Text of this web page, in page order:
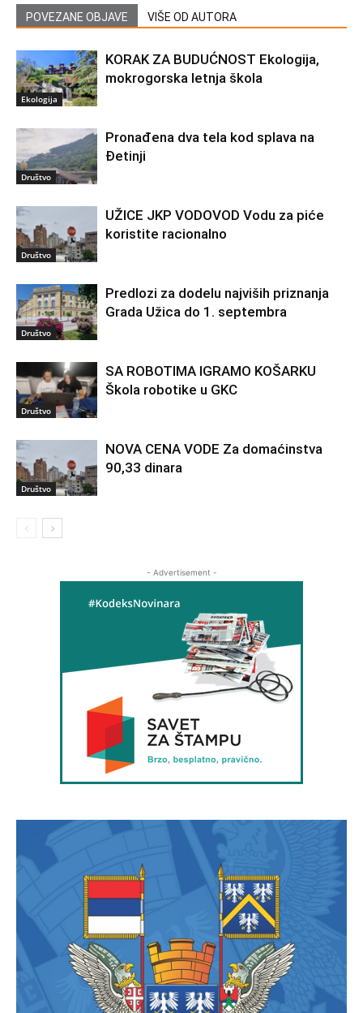
POVEZANE OBJAVE VIŠE OD AUTORA
Ekologija
KORAK ZA BUDUĆNOST Ekologija,
mokrogorska letnja škola
Društvo
Pronađena dva tela kod splava na
Đetinji
Društvo
UŽICE JKP VODOVOD Vodu za piće
koristite racionalno
Društvo
Predlozi za dodelu najviših priznanja
Grada Užica do 1. septembra
Društvo
SA ROBOTIMA IGRAMO KOŠARKU
Škola robotike u GKC
Društvo
NOVA CENA VODE Za domaćinstva
90,33 dinara
- Advertisement -